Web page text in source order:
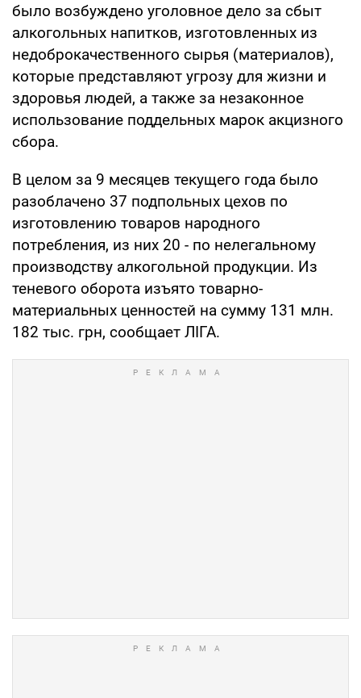
было возбуждено уголовное дело за сбыт
алкогольных напитков, изготовленных из
недоброкачественного сырья (материалов),
которые представляют угрозу для жизни и
здоровья людей, а также за незаконное
использование поддельных марок акцизного
сбора.
В целом за 9 месяцев текущего года было
разоблачено 37 подпольных цехов по
изготовлению товаров народного
потребления, из них 20 - по нелегальному
производству алкогольной продукции. Из
теневого оборота изъято товарно-
материальных ценностей на сумму 131 млн.
182 тыс. грн, сообщает ЛІГА.